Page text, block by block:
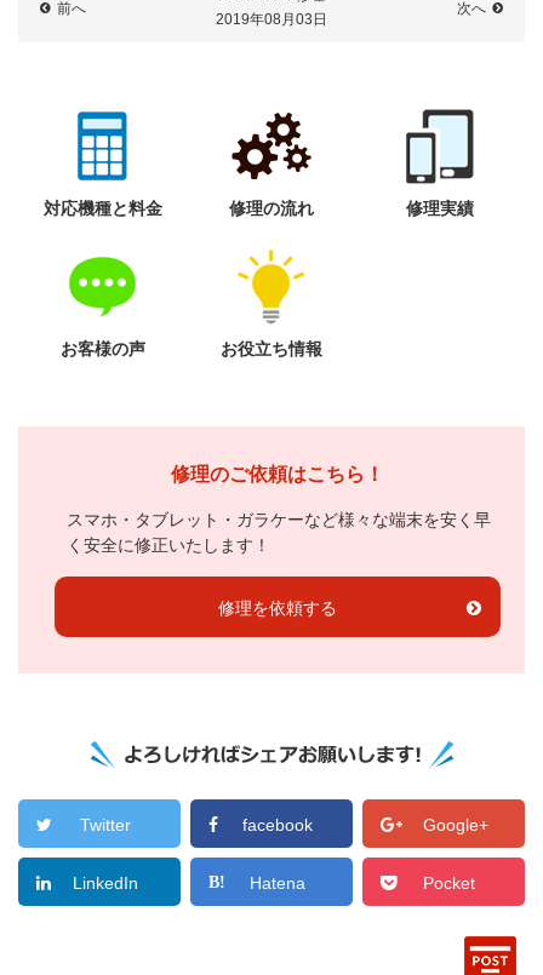
2019年08月03日
前へ 次へ
対応機種と料金 修理の流れ 修理実績
お客様の声 お役立ち情報
修理のご依頼はこちら！
スマホ・タブレット・ガラケーなど様々な端末を安く早
く安全に修正いたします！
修理を依頼する
Twitter facebook Google+
LinkedIn Hatena Pocket